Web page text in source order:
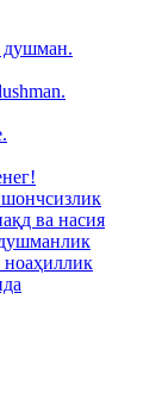
душман.
ва насия
ноаҳиллик